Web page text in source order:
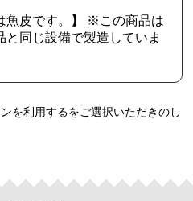
魚皮です。】 ※この商品は
と同じ設備で製造していま
を利用するをご選択いただきのし